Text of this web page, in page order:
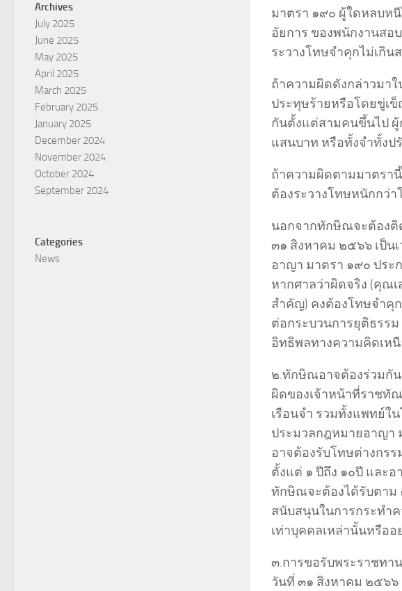
มาตรา ๑๙๐ ผู้ใดหลบห
อัยการ ของพนักงานสอ
ระวางโทษจำคุกไม่เกิ
ถ้าความผิดดังกล่าวมา
ประทุษร้ายหรือโดยขู่เ
กันตั้งแต่สามคนขึ้นไป ผู้
แสนบาท หรือทั้งจำทั้งป
ถ้าความผิดตามมาตรา
ต้องระวางโทษหนักกว่
นอกจากทักษิณจะต้องติ
๓๑ สิงหาคม ๒๕๖๖ เป็น
อาญา มาตรา ๑๙๐ ปร
หากศาลว่าผิดจริง (คุณ
สำคัญ) คงต้องโทษจำคุ
ต่อกระบวนการยุติธรร
อิทธิพลทางความคิดเหนื
๒.ทักษิณอาจต้องร่วมกัน
ผิดของเจ้าหน้าที่ราชทั
เรือนจำ รวมทั้งแพทย์ใ
ประมวลกฎหมายอาญา
อาจต้องรับโทษต่างกร
ตั้งแต่ ๑ ปีถึง ๑๐ปี และ
ทักษิณจะต้องได้รับตาม
สนับสนุนในการกระทำ
เท่าบุคคลเหล่านั้นหรือ
๓.การขอรับพระราชทา
วันที่ ๓๑ สิงหาคม ๒๕๖
Archives
July 2025
June 2025
May 2025
April 2025
March 2025
February 2025
January 2025
December 2024
November 2024
October 2024
September 2024
Categories
News